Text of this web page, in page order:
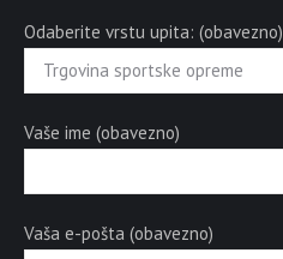
Odaberite vrstu upita: (obavezno)
Vaše ime (obavezno)
Vaša e-pošta (obavezno)